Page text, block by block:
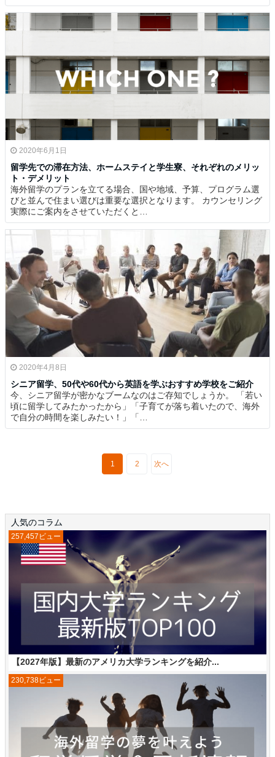
2020年6月1日
留学先での滞在方法、ホームステイと学生寮、それぞれのメリッ
ト・デメリット
海外留学のプランを立てる場合、国や地域、予算、プログラム選
びと並んで住まい選びは重要な選択となります。 カウンセリング
実際にご案内をさせていただくと…
2020年4月8日
シニア留学、50代や60代から英語を学ぶおすすめ学校をご紹介
今、シニア留学が密かなブームなのはご存知でしょうか。 「若い
頃に留学してみたかったから」「子育てが落ち着いたので、海外
で自分の時間を楽しみたい！」「…
1 2 次へ
人気のコラム
【2027年版】最新のアメリカ大学ランキングを紹介...
257,457ビュー
230,738ビュー